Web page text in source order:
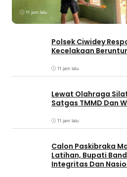
11 jam lalu
Polsek Ciwidey
Kecelakaan
11 jam lalu
Lewat Olahraga
Satgas TMMD Dan
11 jam lalu
Calon Paskibraka
Latihan, Bupati
Integritas Dan